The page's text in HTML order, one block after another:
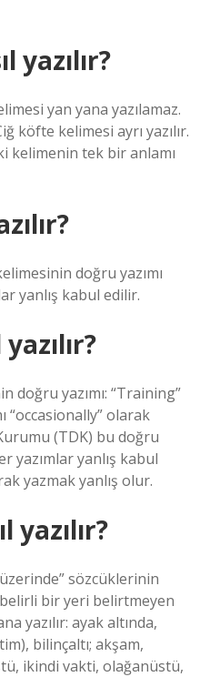
yazılır?
yan yana yazılamaz.
köfte kelimesi ayrı yazılır.
kelimenin tek bir anlamı
doğru yazımı
yanlış kabul edilir.
doğru yazımı: “Training”
“occasionally” olarak
(TDK) bu doğru
yazımlar yanlış kabul
yazmak yanlış olur.
yazılır?
sözcüklerinin
bir yeri belirtmeyen
yazılır: ayak altında,
bilinçaltı; akşam,
ikindi vakti, olağanüstü,